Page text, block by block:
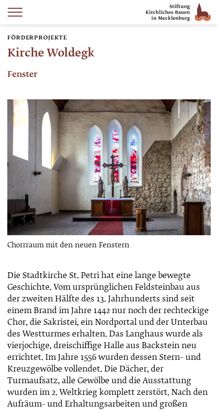
FÖRDERPROJEKTE
Kirche Woldegk
Fenster
Chorrraum mit den neuen Fenstern
Die Stadtkirche St. Petri hat eine lange bewegte
Geschichte. Vom ursprünglichen Feldsteinbau aus
der zweiten Hälfte des 13. Jahrhunderts sind seit
einem Brand im Jahre 1442 nur noch der rechteckige
Chor, die Sakristei, ein Nordportal und der Unterbau
des Westturmes erhalten. Das Langhaus wurde als
vierjochige, dreischiffige Halle aus Backstein neu
errichtet. Im Jahre 1556 wurden dessen Stern- und
Kreuzgewölbe vollendet. Die Dächer, der
Turmaufsatz, alle Gewölbe und die Ausstattung
wurden im 2. Weltkrieg komplett zerstört. Nach den
Aufräum- und Erhaltungsarbeiten und großen